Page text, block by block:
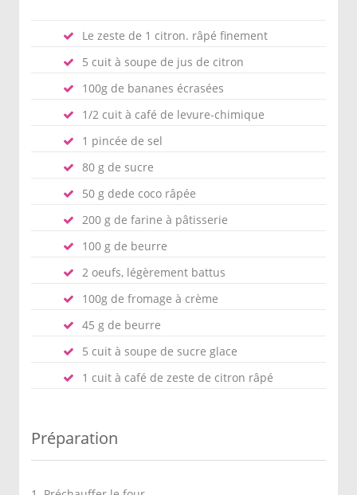
Le zeste de 1 citron. râpé finement
5 cuit à soupe de jus de citron
100g de bananes écrasées
1/2 cuit à café de levure-chimique
1 pincée de sel
80 g de sucre
50 g dede coco râpée
200 g de farine à pâtisserie
100 g de beurre
2 oeufs, légèrement battus
100g de fromage à crème
45 g de beurre
5 cuit à soupe de sucre glace
1 cuit à café de zeste de citron râpé
Préparation